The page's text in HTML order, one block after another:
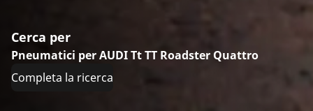
Cerca per
Pneumatici per AUDI Tt TT Roadster Quattro
Completa la ricerca